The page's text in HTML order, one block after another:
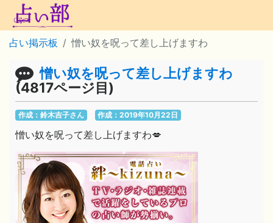
占い掲示板 憎い奴を呪って差し上げますわ
憎い奴を呪って差し上げますわ
(4817ページ目)
作成：鈴木吉子さん 作成：2019年10月22日
憎い奴を呪って差し上げますわ💋